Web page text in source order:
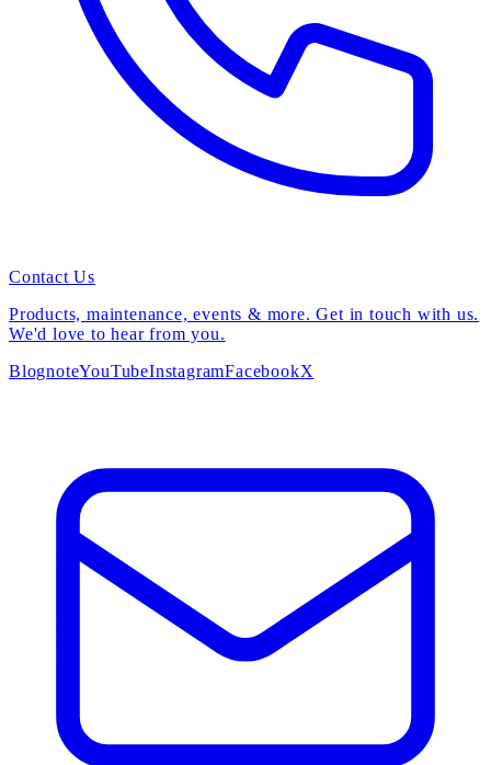
Contact Us
Products, maintenance, events & more. Get in touch with us.
We'd love to hear from you.
BlognoteYouTubeInstagramFacebookX